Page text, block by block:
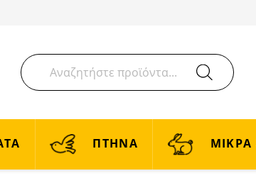
ΠΤΗΝΑ ΜΙΚΡΑ